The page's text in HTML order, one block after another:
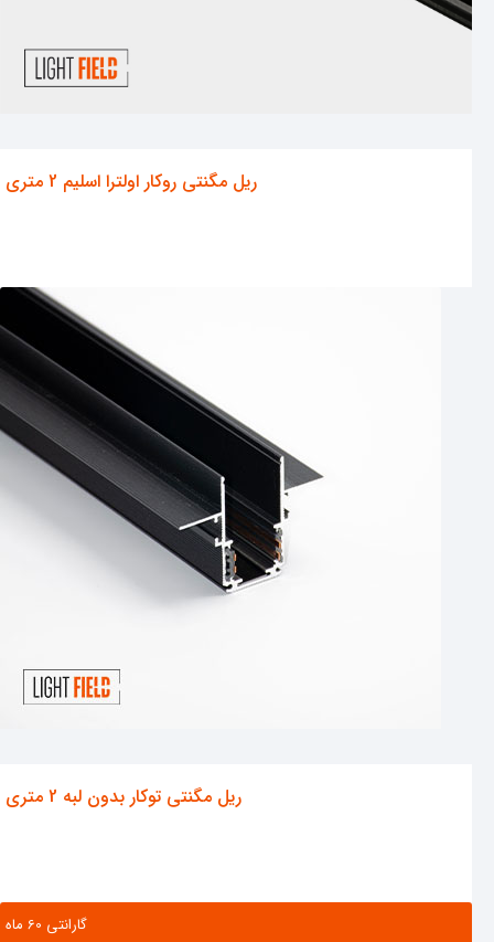
ریل مگنتی روکار اولترا اسلیم 2 متری
مشاهده محصول
ریل مگنتی توکار بدون لبه 2 متری
گارانتی ‌60 ماه